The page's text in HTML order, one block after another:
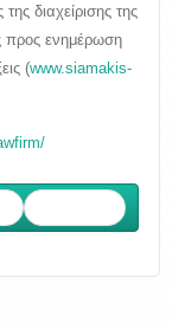
διαχείρισης της
προς ενημέρωση
(www.siamakis-